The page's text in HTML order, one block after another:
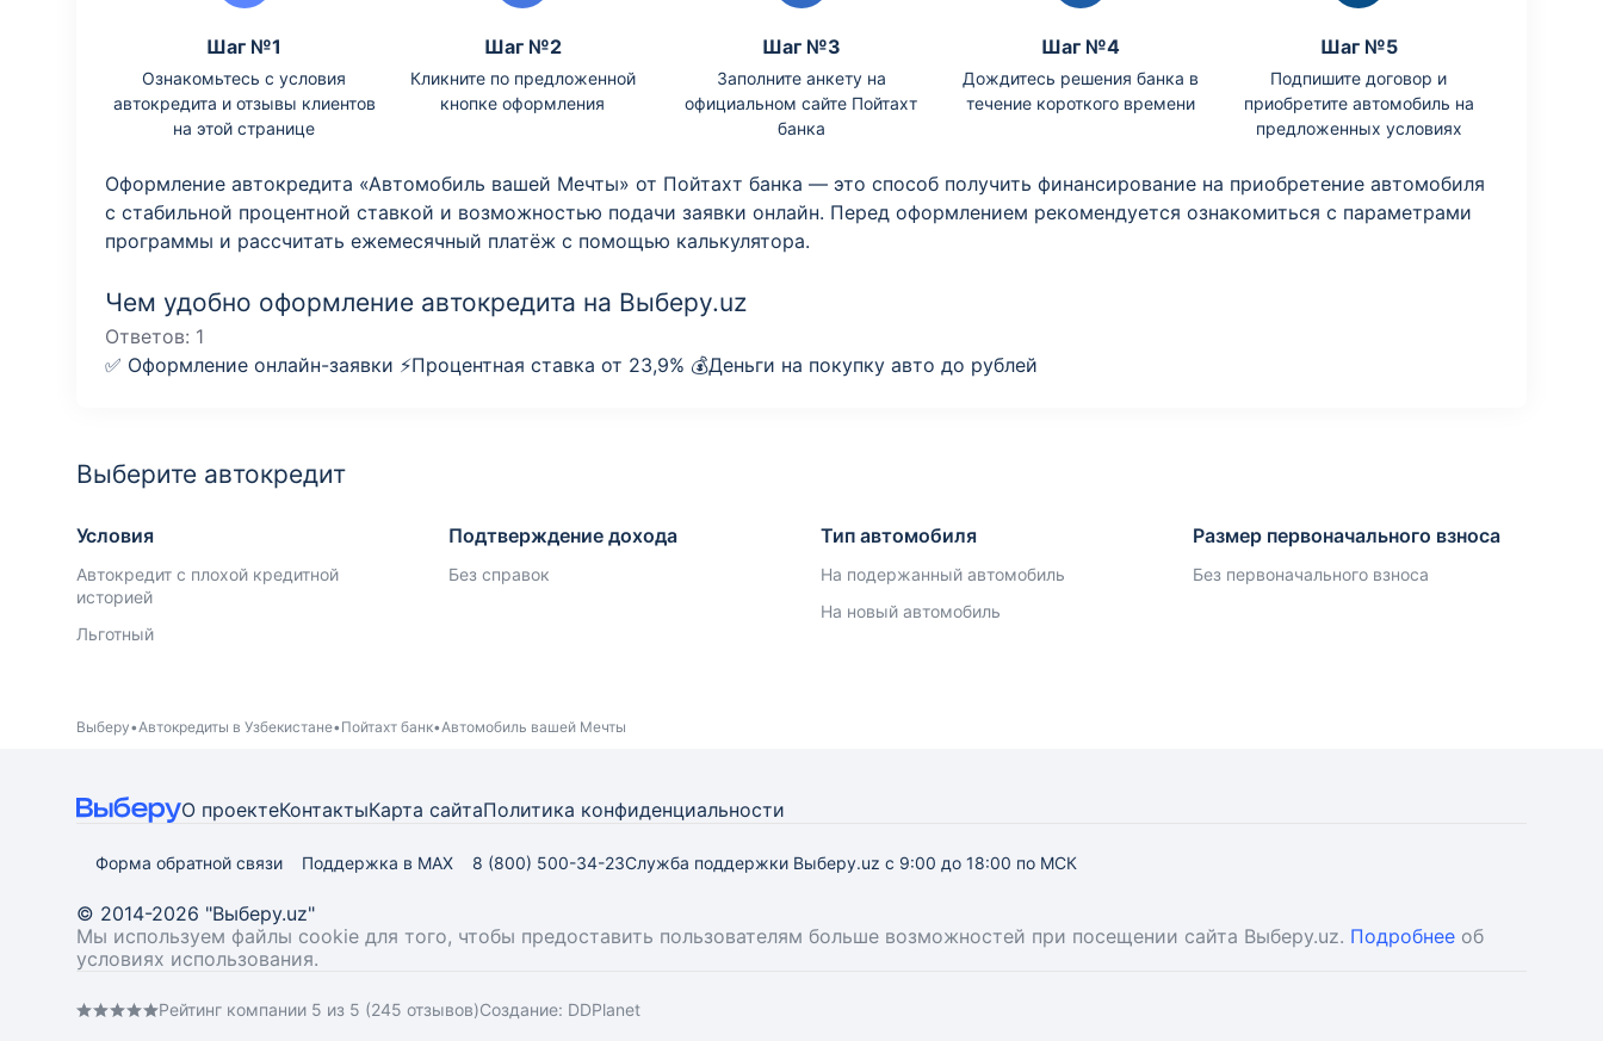
Шаг №1
Ознакомьтесь с условия
автокредита и отзывы клиентов
на этой странице
Шаг №2
Кликните по предложенной
кнопке оформления
Шаг №3
Заполните анкету на
официальном сайте Пойтахт
банка
Шаг №4
Дождитесь решения банка в
течение короткого времени
Шаг №5
Подпишите договор и
приобретите автомобиль на
предложенных условиях
Оформление автокредита «Автомобиль вашей Мечты» от Пойтахт банка — это способ получить финансирование на приобретение автомобиля
с стабильной процентной ставкой и возможностью подачи заявки онлайн. Перед оформлением рекомендуется ознакомиться с параметрами
программы и рассчитать ежемесячный платёж с помощью калькулятора.
Чем удобно оформление автокредита на Выберу.uz
Ответов: 1
✅ Оформление онлайн-заявки ⚡️Процентная ставка от 23,9% 💰Деньги на покупку авто до рублей
Выберите автокредит
Условия
Автокредит с плохой кредитной
историей
Льготный
Подтверждение дохода
Без справок
Тип автомобиля
На подержанный автомобиль
На новый автомобиль
Размер первоначального взноса
Без первоначального взноса
Выберу Автокредиты в Узбекистане Пойтахт банк Автомобиль вашей Мечты
О проектеКонтактыКарта сайтаПолитика конфиденциальности
Форма обратной связи Поддержка в MAX 8 (800) 500-34-23Служба поддержки Выберу.uz с 9:00 до 18:00 по МСК
© 2014-2026 "Выберу.uz"
Мы используем файлы cookie для того, чтобы предоставить пользователям больше возможностей при посещении сайта Выберу.uz. Подробнее об
условиях использования.
Рейтинг компании 5 из 5 (245 отзывов)Создание: DDPlanet